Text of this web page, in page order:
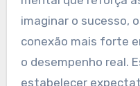
interno?
As técnicas de